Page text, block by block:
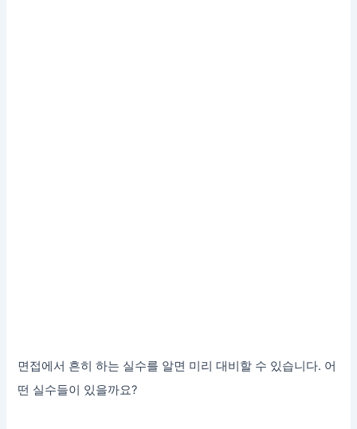
면접에서 흔히 하는 실수를 알면 미리 대비할 수 있습니다. 어
떤 실수들이 있을까요?